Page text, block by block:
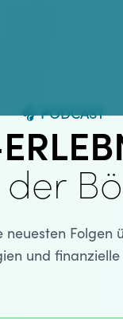
🎧 PODCAST
neuesten Folgen
und finanzielle